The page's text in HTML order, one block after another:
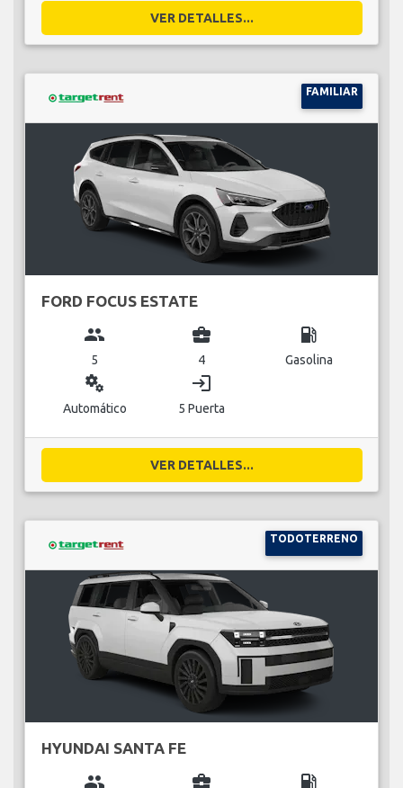
VER DETALLES...
FAMILIAR
FORD FOCUS ESTATE
group
5
business_center
4
local_gas_station
Gasolina
miscellaneous_services
Automático
login
5 Puerta
VER DETALLES...
TODOTERRENO
HYUNDAI SANTA FE
group business_center local_gas_station